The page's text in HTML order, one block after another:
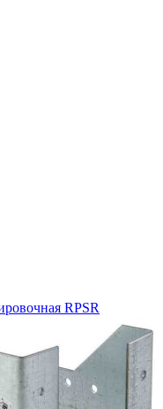
RPSR